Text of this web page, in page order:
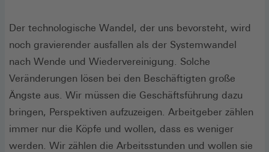
Der technologische Wandel, der uns bevorsteht, wird
noch gravierender ausfallen als der Systemwandel
nach Wende und Wiedervereinigung. Solche
Veränderungen lösen bei den Beschäftigten große
Ängste aus. Wir müssen die Geschäftsführung dazu
bringen, Perspektiven aufzuzeigen. Arbeitgeber zählen
immer nur die Köpfe und wollen, dass es weniger
werden. Wir zählen die Arbeitsstunden und wollen sie